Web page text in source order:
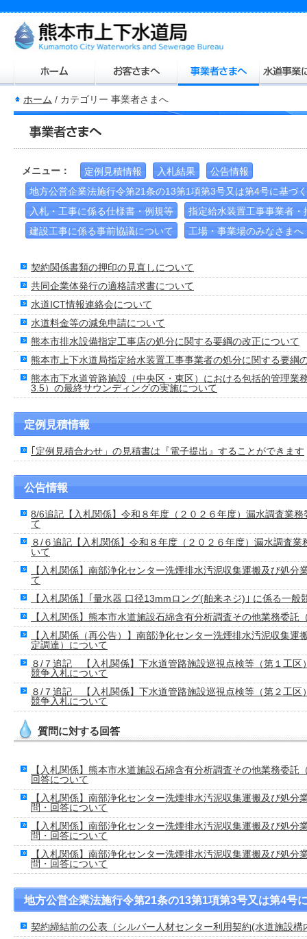
ホーム / カテゴリー 事業者さまへ
メニュー： 定例見積情報 入札結果
公告情報
地方公営企業法施行令第21条の13第1項第3号又は第4号に基づ
入札・工事に係る仕様書・例規等
指定給水装置工事事業者
建設工事に係る事前協議について
工場・事業場のみなさまへ
契約関係書類の押印の見直しについて
共同企業体発行の適格請求書について
水道ICT情報連絡会について
水道料金等の減免申請について
熊本市排水設備指定工事店の処分に関する要綱の改正について
熊本市上下水道局指定給水装置工事事業者の処分に関する要綱
熊本市下水道管路施設（中央区・東区）における包括的管理業
3.5）の最終サウンディングの実施について
定例見積情報
｢定例見積合わせ」の見積書は『電子提出』することができます
公告情報
8/6追記【入札関係】令和８年度（２０２６年度）漏水調査業
て
８/６追記【入札関係】令和８年度（２０２６年度）漏水調査
いて
【入札関係】南部浄化センター洗煙排水汚泥収集運搬及び処
て
【入札関係】｢量水器 口径13mmロング(舶来ネジ)｣ に係る一般
【入札関係】熊本市水道施設石綿含有分析調査その他業務委
【入札関係（再公告）】南部浄化センター洗煙排水汚泥収集
定調達）について
８/７追記 【入札関係】下水道管路施設巡視点検等（第１工区
競争入札について
８/７追記 【入札関係】下水道管路施設巡視点検等（第２工区
競争入札について
質問に対する回答
【入札関係】熊本市水道施設石綿含有分析調査その他業務委
回答について
【入札関係】南部浄化センター洗煙排水汚泥収集運搬及び処
問・回答について
【入札関係】南部浄化センター洗煙排水汚泥収集運搬及び処
問・回答について
【入札関係】南部浄化センター洗煙排水汚泥収集運搬及び処
問・回答について
地方公営企業法施行令第21条の13第1項第3号又は第4号
契約締結前の公表（シルバー人材センター利用契約(水道施設